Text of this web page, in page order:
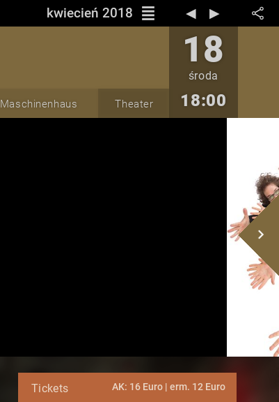
kwiecień 2018 reorder ◀︎ ▶︎
18
środa
18:00
Maschinenhaus Theater
navigate_next
Tickets AK: 16 Euro | erm. 12 Euro